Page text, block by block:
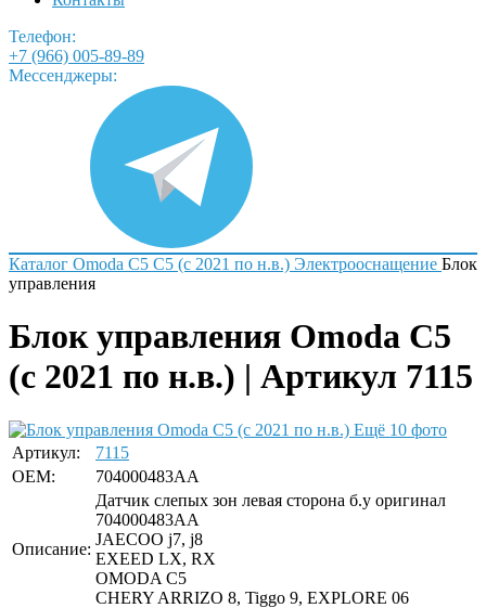
Телефон:
+7 (966) 005-89-89
Мессенджеры:
Каталог Omoda С5 C5 (с 2021 по н.в.) Электрооснащение Блок
управления
Блок управления Omoda C5
(с 2021 по н.в.) | Артикул 7115
Ещё 10 фото
Артикул:
7115
OEM:
704000483AA
Описание:
Датчик слепых зон левая сторона б.у оригинал
704000483АА
JAECOO j7, j8
EXEED LX, RX
OMODA C5
CHERY ARRIZO 8, Tiggo 9, EXPLORE 06